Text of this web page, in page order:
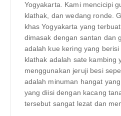
Yogyakarta. Kami mencicipi
klathak, dan wedang ronde.
khas Yogyakarta yang
dimasak dengan santan dan
adalah kue kering yang
klathak adalah sate kambing
menggunakan jeruji besi
adalah minuman hangat
yang diisi dengan kacang
tersebut sangat lezat dan